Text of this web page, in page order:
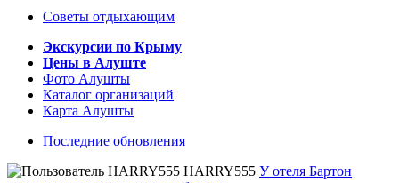
Советы отдыхающим
Экскурсии по Крыму
Цены в Алуште
Фото Алушты
Каталог организаций
Карта Алушты
Последние обновления
HARRY555 У отеля Бартон